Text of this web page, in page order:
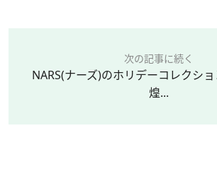
次の記事に続く
NARS(ナーズ)のホリデーコレクシ
煌...